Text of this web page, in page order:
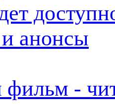
анонсы
-